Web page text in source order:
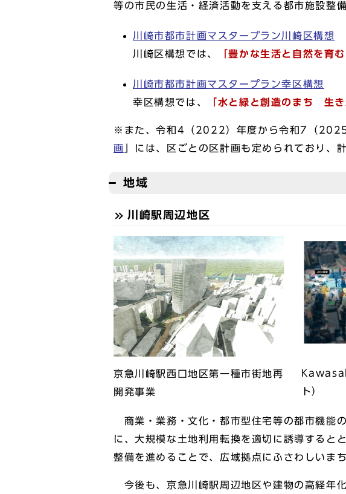
等の市民の生活・経済活動を支える都市施設整
川崎市都市計画マスタープラン川崎区構想
川崎区構想では、
「豊かな生活と自然を育
川崎市都市計画マスタープラン幸区構想
幸区構想では、
「水と緑と創造のまち 生き
※また、令和4（2022）年度から令和7（2025
画
」には、区ごとの区計画も定められており、
地域
川崎駅周辺地区
京急川崎駅西口地区第一種市街地再
開発事業
ト）
商業・業務・文化・都市型住宅等の都市機能
に、大規模な⼟地利⽤転換を適切に誘導すると
整備を進めることで、広域拠点にふさわしいま
今後も、京急川崎駅周辺地区や建物の⾼経年